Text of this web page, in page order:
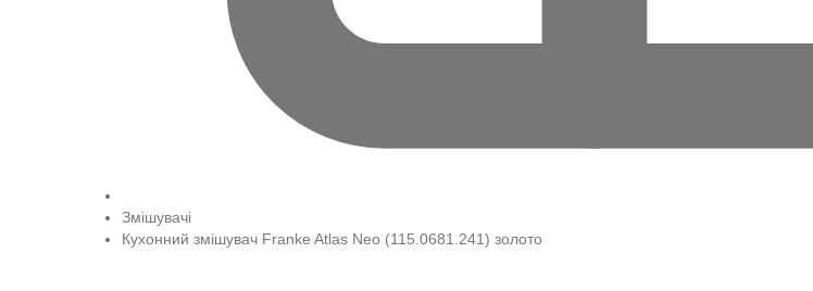
Змішувачі
Кухонний змішувач Franke Atlas Neo (115.0681.241) золото